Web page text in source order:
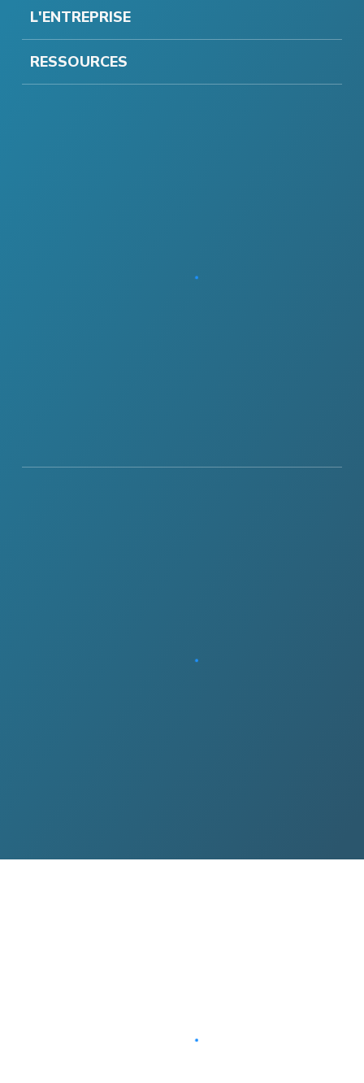
L'ENTREPRISE
RESSOURCES